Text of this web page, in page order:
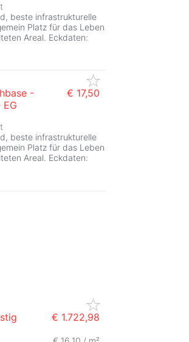
beste infrastrukturelle
Platz für das Leben
Areal. Eckdaten:
-
€ 17,50
beste infrastrukturelle
Platz für das Leben
Areal. Eckdaten:
€ 1.722,98